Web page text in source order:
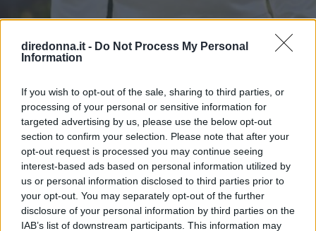
diredonna.it - Do Not Process My Personal
Information
If you wish to opt-out of the sale, sharing to third parties, or
processing of your personal or sensitive information for
targeted advertising by us, please use the below opt-out
section to confirm your selection. Please note that after your
opt-out request is processed you may continue seeing
interest-based ads based on personal information utilized by
us or personal information disclosed to third parties prior to
your opt-out. You may separately opt-out of the further
disclosure of your personal information by third parties on the
IAB’s list of downstream participants. This information may
ATTUALITÀ
11 frasi di Papa Leone XIV,
pronunciate quando era Robert
Francis Prevost